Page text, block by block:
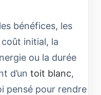
bénéfices, les
initial, la
ou la durée
d’un toit blanc,
pensé pour rendre